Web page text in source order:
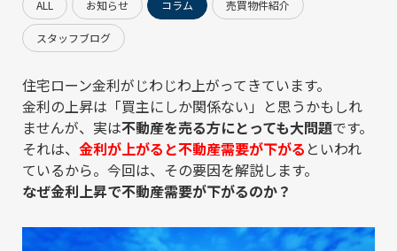
ALL お知らせ コラム 売買物件紹介
スタッフブログ
住宅ローン金利がじわじわ上がってきています。
金利の上昇は「買主にしか関係ない」と思うかもしれ
ませんが、実は不動産を売る方にとっても大問題です。
それは、 金利が上がると不動産需要が下がる といわれ
ているから。今回は、その要因を解説します。
なぜ金利上昇で不動産需要が下がるのか？